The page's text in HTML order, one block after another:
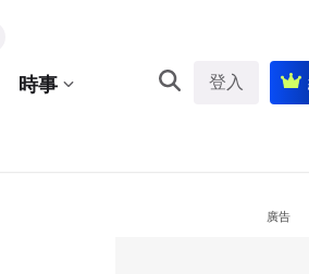
時事 登入
廣告